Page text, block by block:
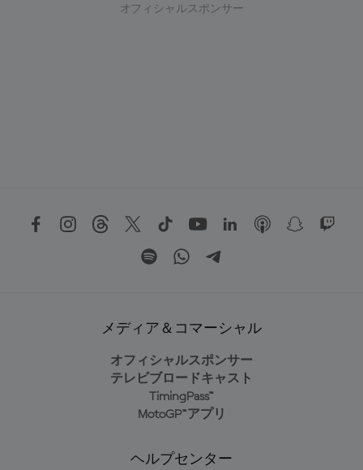
オフィシャルスポンサー
メディア＆コマーシャル
オフィシャルスポンサー
テレビブロードキャスト
TimingPass™
MotoGP™アプリ
ヘルプセンター